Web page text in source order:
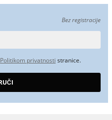
Bez registracije
Politikom privatnosti stranice.